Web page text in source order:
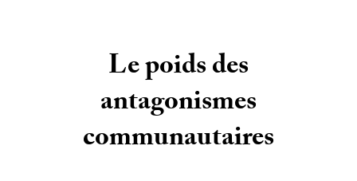
Le poids des
antagonismes
communautaires